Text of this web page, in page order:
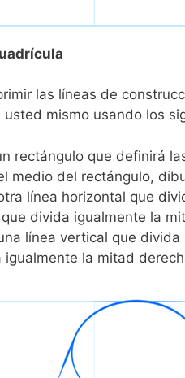
las líneas de
usted mismo usando los
rectángulo que definirá
medio del rectángulo,
línea horizontal que
divida igualmente la
línea vertical que
igualmente la mitad